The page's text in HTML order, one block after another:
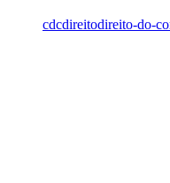
cdcdireitodireito-do-